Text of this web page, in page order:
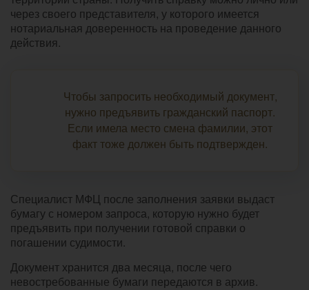
через своего представителя, у которого имеется
нотариальная доверенность на проведение данного
действия.
Чтобы запросить необходимый документ,
нужно предъявить гражданский паспорт.
Если имела место смена фамилии, этот
факт тоже должен быть подтвержден.
Специалист МФЦ после заполнения заявки выдаст
бумагу с номером запроса, которую нужно будет
предъявить при получении готовой справки о
погашении судимости.
Документ хранится два месяца, после чего
невостребованные бумаги передаются в архив.